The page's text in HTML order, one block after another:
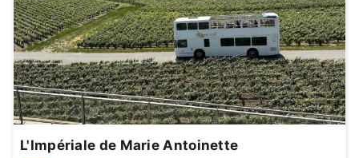
L'Impériale de Marie Antoinette